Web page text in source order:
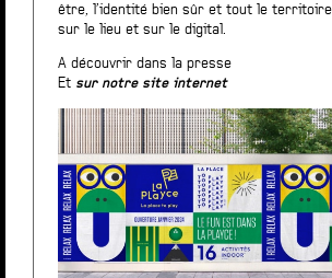
être, l’identité bien sûr et tout le
sur le lieu et sur le digital.
A découvrir dans la presse
Et sur notre site internet